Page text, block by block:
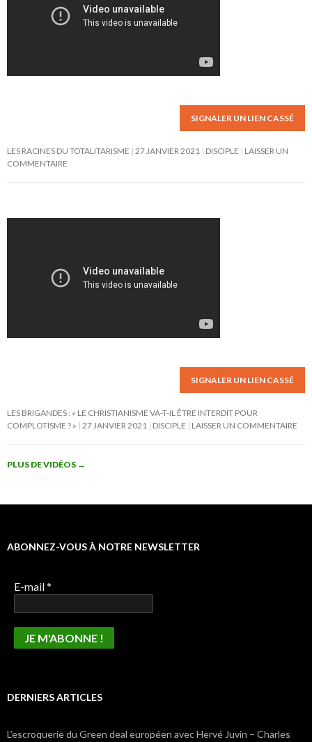
SIGNALER UN LIEN CASSÉ
LES RACINES DU TOTALITARISME 27 JANVIER 2021 DISCIPLE
LAISSER UN
COMMENTAIRE
SIGNALER UN LIEN CASSÉ
LES BRIGANDES : « LE CHRISTIANISME VA-T-IL ÊTRE INTERDIT POUR
COMPLOTISME ? » 27 JANVIER 2021 DISCIPLE LAISSER UN COMMENTAIRE
PLUS DE VIDÉOS →
ABONNEZ-VOUS À NOTRE NEWSLETTER
E-mail*
DERNIERS ARTICLES
L’escroquerie du Green deal européen avec Hervé Juvin – Charles